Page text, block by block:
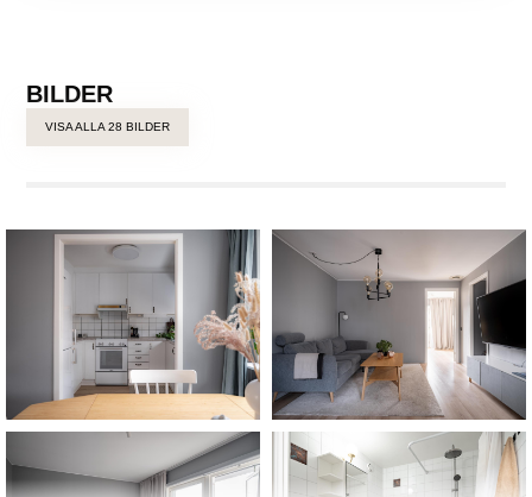
BILDER
VISA ALLA 28 BILDER